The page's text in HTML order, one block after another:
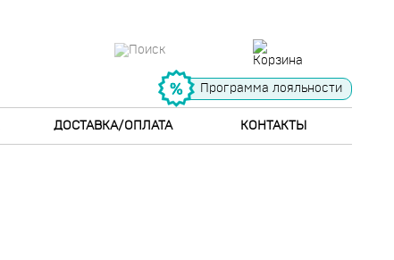
Программа лояльности
ДОСТАВКА/ОПЛАТА КОНТАКТЫ